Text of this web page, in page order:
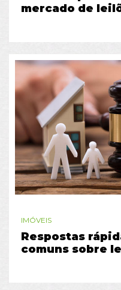
mercado de
IMÓVEIS
Respostas
comuns sobre